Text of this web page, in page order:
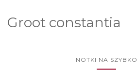
Groot constantia
NOTKI NA SZYBKO